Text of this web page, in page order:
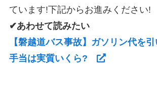
ています!下記からお進みください!
✔あわせて読みたい
【磐越道バス事故】ガソリン代を
手当は実質いくら?